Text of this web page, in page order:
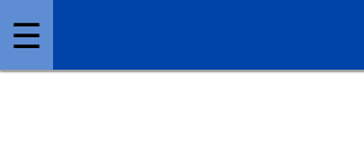
☰